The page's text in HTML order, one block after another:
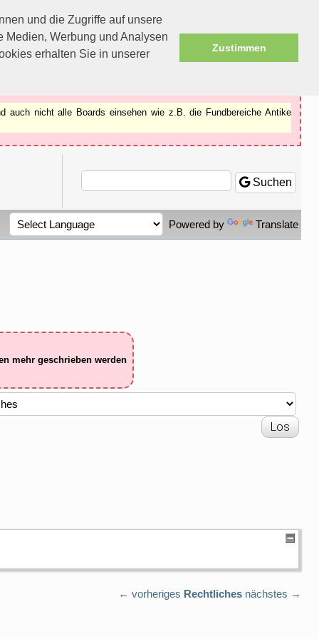
und die Zugriffe auf unsere
Medien, Werbung und Analysen
erhalten Sie in unserer
Zustimmen
auch nicht alle Boards einsehen wie z.B. die Fundbereiche Antike
Suchen
Powered by Translate
mehr geschrieben werden
← vorheriges Rechtliches nächstes →